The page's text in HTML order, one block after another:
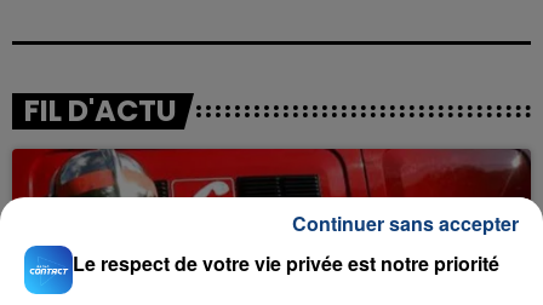
FIL D'ACTU
Le respect de votre vie privée est notre priorité
Continuer sans accepter